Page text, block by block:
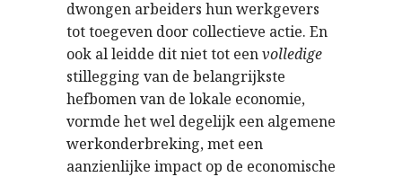
dwongen arbeiders hun werkgevers
tot toegeven door collectieve actie. En
ook al leidde dit niet tot eenvolledige
stillegging van de belangrijkste
hefbomen van de lokale economie,
vormde het wel degelijk een algemene
werkonderbreking, met een
aanzienlijke impact op de economische